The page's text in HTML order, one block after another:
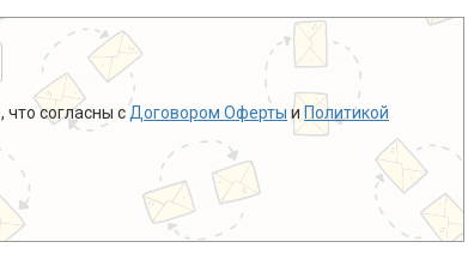
согласны с Договором Оферты и Политикой